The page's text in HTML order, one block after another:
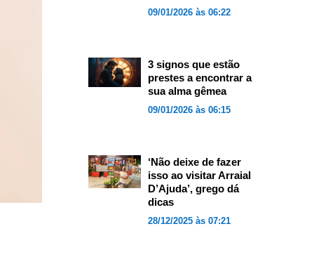
09/01/2026 às 06:22
3 signos que estão
prestes a encontrar a
sua alma gêmea
09/01/2026 às 06:15
‘Não deixe de fazer
isso ao visitar Arraial
D’Ajuda’, grego dá
dicas
28/12/2025 às 07:21